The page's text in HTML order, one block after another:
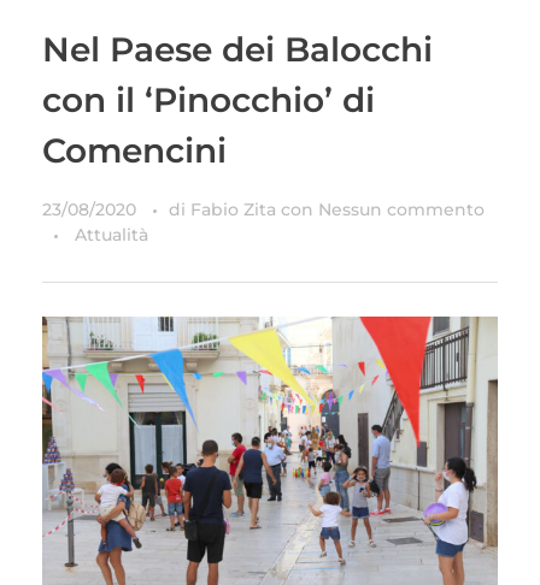
Nel Paese dei Balocchi
con il ‘Pinocchio’ di
Comencini
23/08/2020 di Fabio Zita con Nessun commento
Attualità